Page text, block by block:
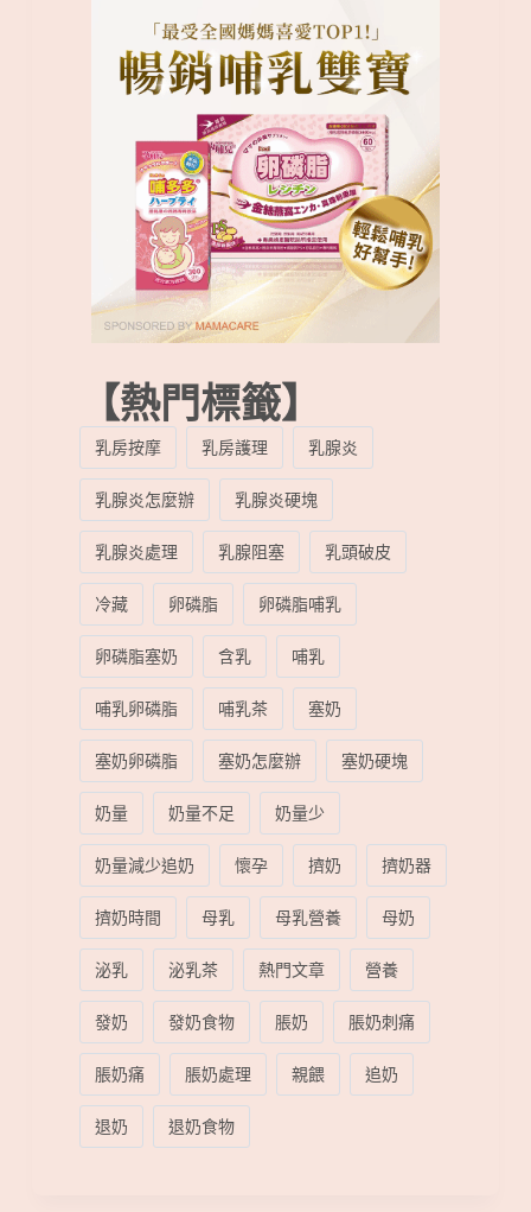
【熱門標籤】
乳房按摩 乳房護理
乳腺炎
乳腺炎怎麼辦
乳腺炎硬塊
乳腺炎處理
乳腺阻塞
乳頭破皮
冷藏
卵磷脂
卵磷脂哺乳
卵磷脂塞奶
含乳
哺乳
哺乳卵磷脂
哺乳茶
塞奶
塞奶卵磷脂
塞奶怎麼辦
塞奶硬塊
奶量
奶量不足
奶量少
奶量減少追奶
懷孕 擠奶
擠奶器
擠奶時間
母乳 母乳營養
母奶
泌乳
泌乳茶 熱門文章
營養
發奶
發奶食物 脹奶
脹奶刺痛
脹奶痛
脹奶處理 親餵
追奶
退奶
退奶食物